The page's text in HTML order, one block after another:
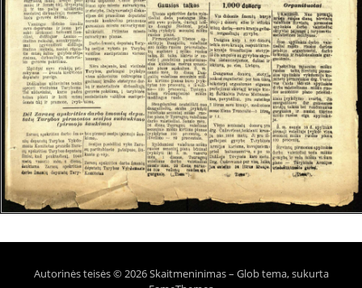
Autorinės teisės © 2026 Skaitmeninimas– Glob tema, sukurta